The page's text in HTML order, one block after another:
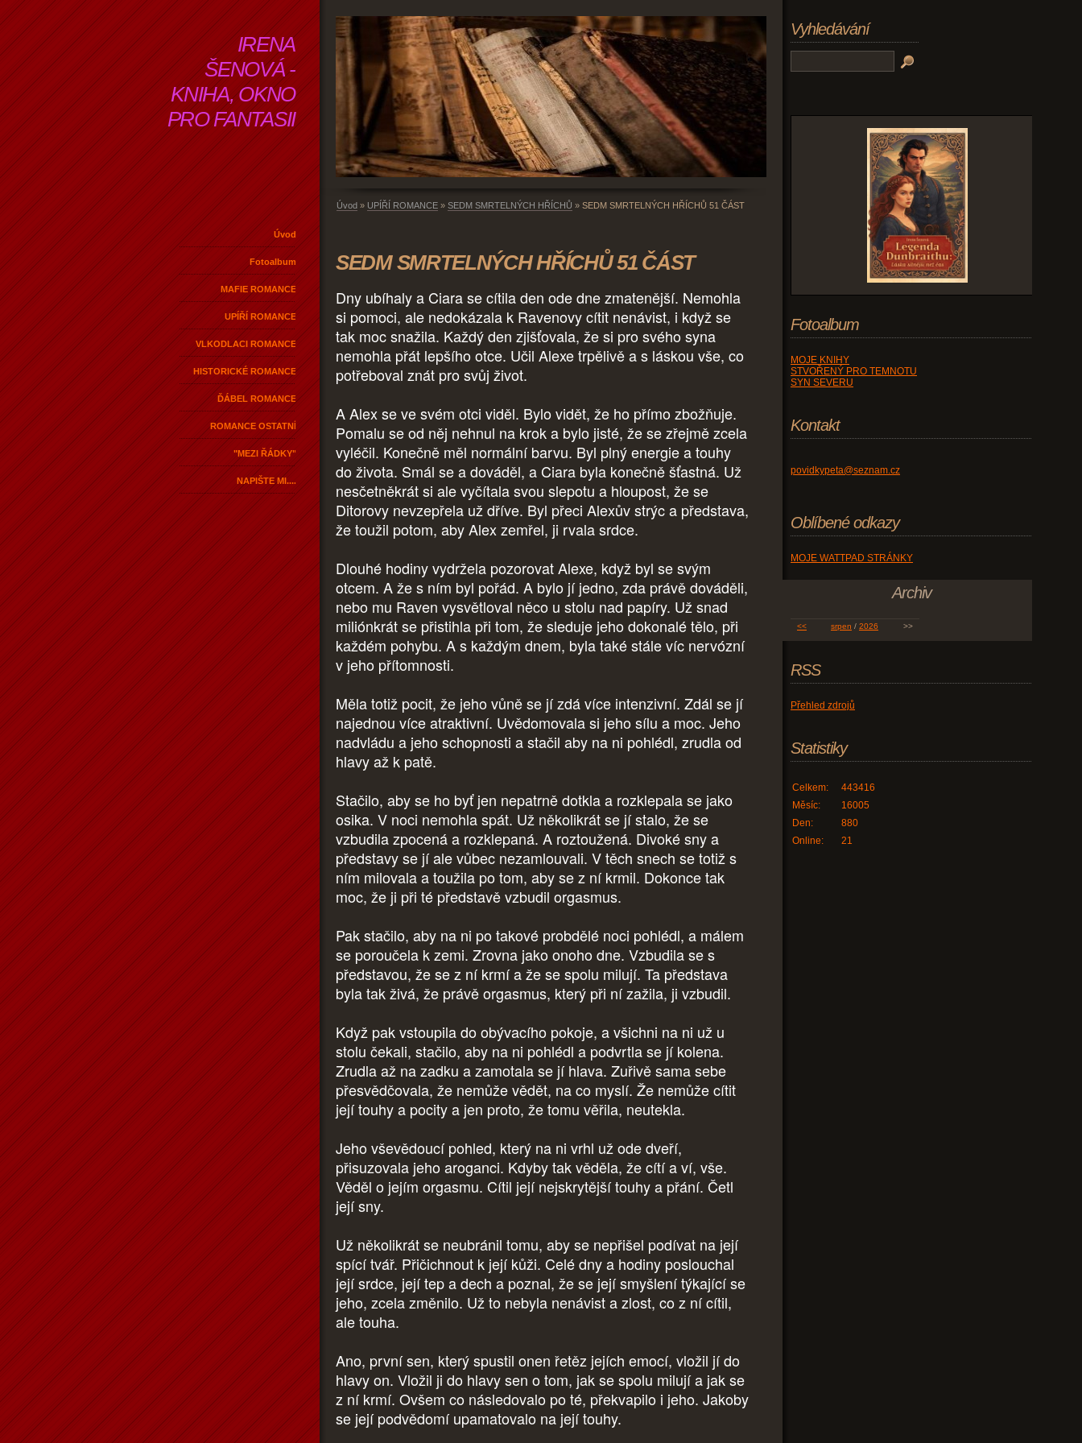
IRENA
ŠENOVÁ -
KNIHA, OKNO
PRO FANTASII
Úvod
Fotoalbum
MAFIE ROMANCE
UPÍŘÍ ROMANCE
VLKODLACI ROMANCE
HISTORICKÉ ROMANCE
ĎÁBEL ROMANCE
ROMANCE OSTATNÍ
"MEZI ŘÁDKY"
NAPIŠTE MI....
Úvod » UPÍŘÍ ROMANCE » SEDM SMRTELNÝCH HŘÍCHŮ » SEDM SMRTELNÝCH HŘÍCHŮ 51 ČÁST
SEDM SMRTELNÝCH HŘÍCHŮ 51 ČÁST
Dny ubíhaly a Ciara se cítila den ode dne zmatenější. Nemohla
si pomoci, ale nedokázala k Ravenovy cítit nenávist, i když se
tak moc snažila. Každý den zjišťovala, že si pro svého syna
nemohla přát lepšího otce. Učil Alexe trpělivě a s láskou vše, co
potřeboval znát pro svůj život.
A Alex se ve svém otci viděl. Bylo vidět, že ho přímo zbožňuje.
Pomalu se od něj nehnul na krok a bylo jisté, že se zřejmě zcela
vyléčil. Konečně měl normální barvu. Byl plný energie a touhy
do života. Smál se a dováděl, a Ciara byla konečně šťastná. Už
nesčetněkrát si ale vyčítala svou slepotu a hloupost, že se
Ditorovy nevzepřela už dříve. Byl přeci Alexův strýc a představa,
že toužil potom, aby Alex zemřel, ji rvala srdce.
Dlouhé hodiny vydržela pozorovat Alexe, když byl se svým
otcem. A že s ním byl pořád. A bylo jí jedno, zda právě dováděli,
nebo mu Raven vysvětloval něco u stolu nad papíry. Už snad
miliónkrát se přistihla při tom, že sleduje jeho dokonalé tělo, při
každém pohybu. A s každým dnem, byla také stále víc nervózní
v jeho přítomnosti.
Měla totiž pocit, že jeho vůně se jí zdá více intenzivní. Zdál se jí
najednou více atraktivní. Uvědomovala si jeho sílu a moc. Jeho
nadvládu a jeho schopnosti a stačil aby na ni pohlédl, zrudla od
hlavy až k patě.
Stačilo, aby se ho byť jen nepatrně dotkla a rozklepala se jako
osika. V noci nemohla spát. Už několikrát se jí stalo, že se
vzbudila zpocená a rozklepaná. A roztoužená. Divoké sny a
představy se jí ale vůbec nezamlouvali. V těch snech se totiž s
ním milovala a toužila po tom, aby se z ní krmil. Dokonce tak
moc, že ji při té představě vzbudil orgasmus.
Pak stačilo, aby na ni po takové probdělé noci pohlédl, a málem
se poroučela k zemi. Zrovna jako onoho dne. Vzbudila se s
představou, že se z ní krmí a že se spolu milují. Ta představa
byla tak živá, že právě orgasmus, který při ní zažila, ji vzbudil.
Když pak vstoupila do obývacího pokoje, a všichni na ni už u
stolu čekali, stačilo, aby na ni pohlédl a podvrtla se jí kolena.
Zrudla až na zadku a zamotala se jí hlava. Zuřivě sama sebe
přesvědčovala, že nemůže vědět, na co myslí. Že nemůže cítit
její touhy a pocity a jen proto, že tomu věřila, neutekla.
Jeho vševědoucí pohled, který na ni vrhl už ode dveří,
přisuzovala jeho aroganci. Kdyby tak věděla, že cítí a ví, vše.
Věděl o jejím orgasmu. Cítil její nejskrytější touhy a přání. Četl
její sny.
Už několikrát se neubránil tomu, aby se nepřišel podívat na její
spící tvář. Přičichnout k její kůži. Celé dny a hodiny poslouchal
její srdce, její tep a dech a poznal, že se její smyšlení týkající se
jeho, zcela změnilo. Už to nebyla nenávist a zlost, co z ní cítil,
ale touha.
Ano, první sen, který spustil onen řetěz jejích emocí, vložil jí do
hlavy on. Vložil ji do hlavy sen o tom, jak se spolu milují a jak se
z ní krmí. Ovšem co následovalo po té, překvapilo i jeho. Jakoby
se její podvědomí upamatovalo na její touhy.
Vyhledávání
Fotoalbum
MOJE KNIHY
STVOŘENÝ PRO TEMNOTU
SYN SEVERU
Kontakt
povidkypeta@seznam.cz
Oblíbené odkazy
MOJE WATTPAD STRÁNKY
Archiv
<< srpen / 2026 >>
RSS
Přehled zdrojů
Statistiky
Online: 21
Celkem:
443416
Měsíc:
16005
Den:
880